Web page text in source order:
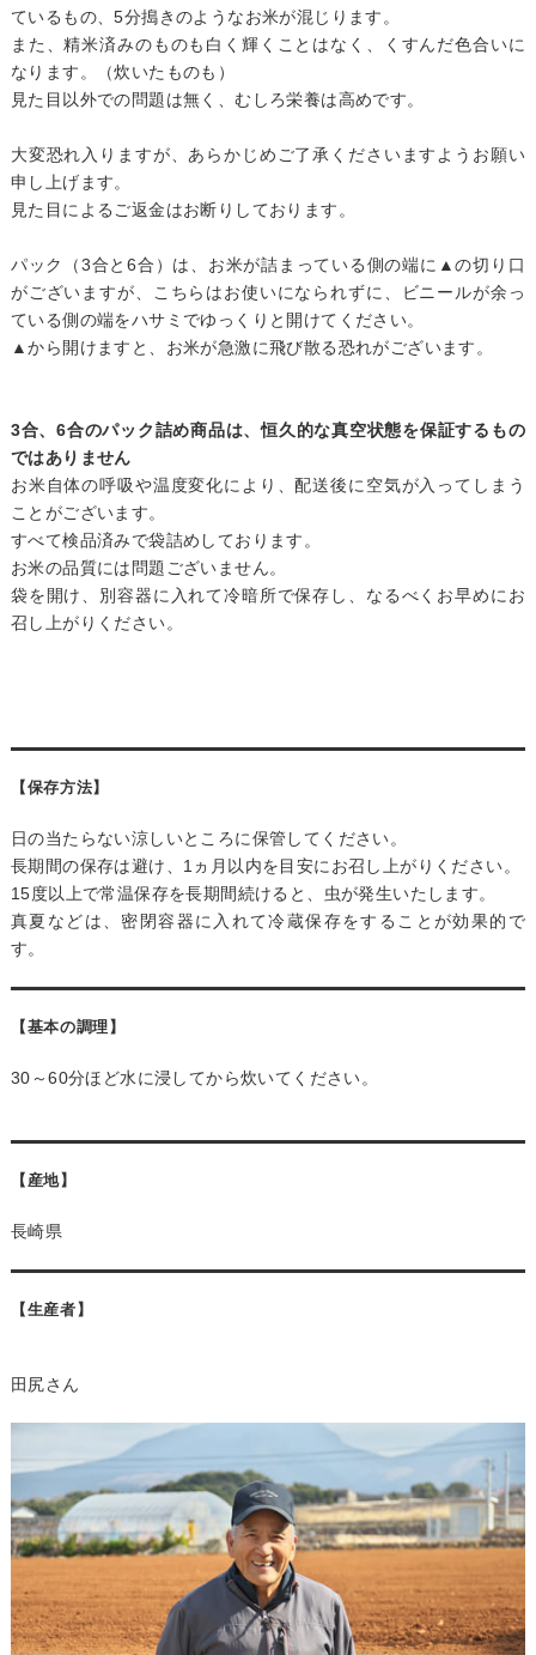
ているもの、5分搗きのようなお米が混じります。
また、精米済みのものも白く輝くことはなく、くすんだ色合いに
なります。（炊いたものも）
見た目以外での問題は無く、むしろ栄養は高めです。
大変恐れ入りますが、あらかじめご了承くださいますようお願い
申し上げます。
見た目によるご返金はお断りしております。
パック（3合と6合）は、お米が詰まっている側の端に▲の切り口
がございますが、こちらはお使いになられずに、ビニールが余っ
ている側の端をハサミでゆっくりと開けてください。
▲から開けますと、お米が急激に飛び散る恐れがございます。
3合、6合のパック詰め商品は、恒久的な真空状態を保証するもの
ではありません
お米自体の呼吸や温度変化により、配送後に空気が入ってしまう
ことがございます。
すべて検品済みで袋詰めしております。
お米の品質には問題ございません。
袋を開け、別容器に入れて冷暗所で保存し、なるべくお早めにお
召し上がりください。
【保存方法】
日の当たらない涼しいところに保管してください。
長期間の保存は避け、1ヵ月以内を目安にお召し上がりください。
15度以上で常温保存を長期間続けると、虫が発生いたします。
真夏などは、密閉容器に入れて冷蔵保存をすることが効果的で
す。
【基本の調理】
30～60分ほど水に浸してから炊いてください。
【産地】
長崎県
【生産者】
田尻さん